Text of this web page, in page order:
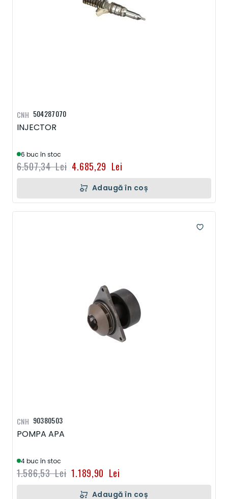
504287070
INJECTOR
6 buc în stoc
4.685,29 Lei
6.507,34 Lei
CNH
Adaugă în coș
90380503
POMPA APA
4 buc în stoc
1.189,90 Lei
1.586,53 Lei
CNH
Adaugă în coș